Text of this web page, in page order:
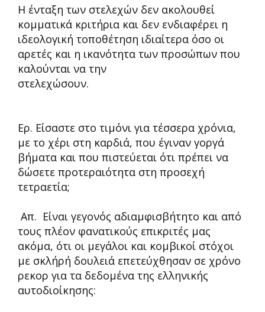
Η ένταξη των στελεχών δεν ακολουθεί
κομματικά κριτήρια και δεν ενδιαφέρει η
ιδεολογική τοποθέτηση ιδιαίτερα όσο οι
αρετές και η ικανότητα των προσώπων που
καλούνται να την
Ερ. Είσαστε στο τιμόνι για τέσσερα χρόνια,
με το χέρι στη καρδιά, που έγιναν γοργά
βήματα και που πιστεύεται ότι πρέπει να
δώσετε προτεραιότητα στη προσεχή
τετραετία;
Απ. Είναι γεγονός αδιαμφισβήτητο και από
τους πλέον φανατικούς επικριτές μας
ακόμα, ότι οι μεγάλοι και κομβικοί στόχοι
με σκλήρή δουλειά επετεύχθησαν σε χρόνο
ρεκορ για τα δεδομένα της ελληνικής
αυτοδιοίκησης: